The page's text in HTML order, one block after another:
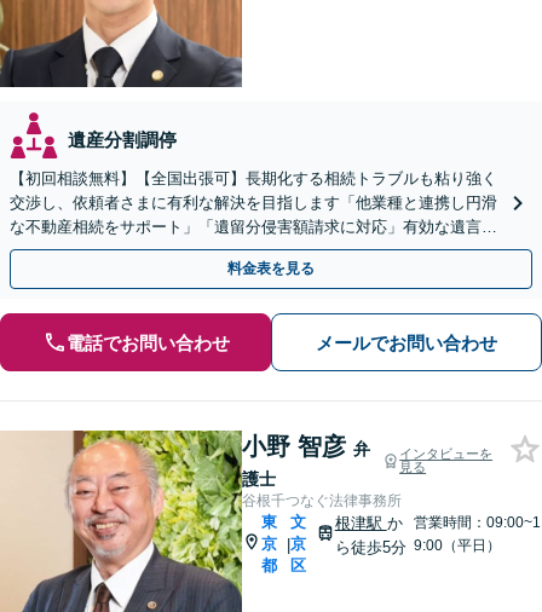
遺産分割調停
【初回相談無料】【全国出張可】長期化する相続トラブルも粘り強く
交渉し、依頼者さまに有利な解決を目指します「他業種と連携し円滑
な不動産相続をサポート」「遺留分侵害額請求に対応」有効な遺言書
で万全な生前対策【休日・夜間相談あり】【水道橋駅1分】
料金表を見る
電話でお問い合わせ メールでお問い合わせ
小野 智彦 弁
護士
インタビューを
見る
谷根千つなぐ法律事務所
東
京
都
|
文
京
区
根津駅 か
ら徒歩5分
営業時間：09:00~1
9:00（平日）